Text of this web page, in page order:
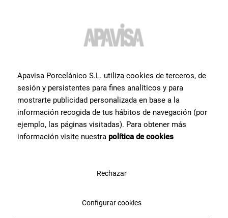
Altripiastrelleche
potrebbero interessarti
Apavisa Porcelánico S.L. utiliza cookies de terceros, de
sesión y persistentes para fines analíticos y para
mostrarte publicidad personalizada en base a la
información recogida de tus hábitos de navegación (por
ejemplo, las páginas visitadas). Para obtener más
información visite nuestra política de cookies
Rechazar
Configurar cookies